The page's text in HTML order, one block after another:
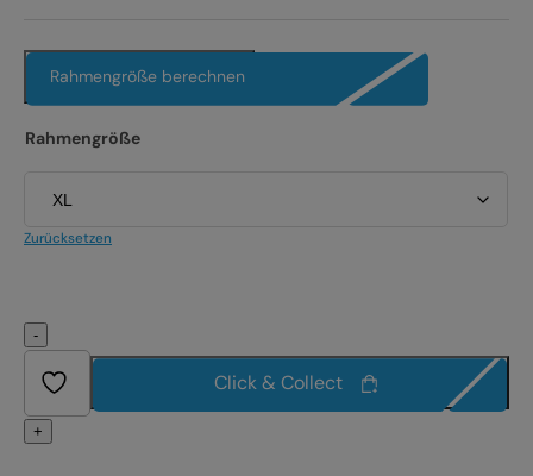
Alle entdecken
Rahmengröße berechnen
Rahmengröße
Zurücksetzen
-
+
Click & Collect